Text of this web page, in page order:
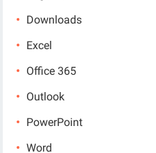
Downloads
Excel
Office 365
Outlook
PowerPoint
Word